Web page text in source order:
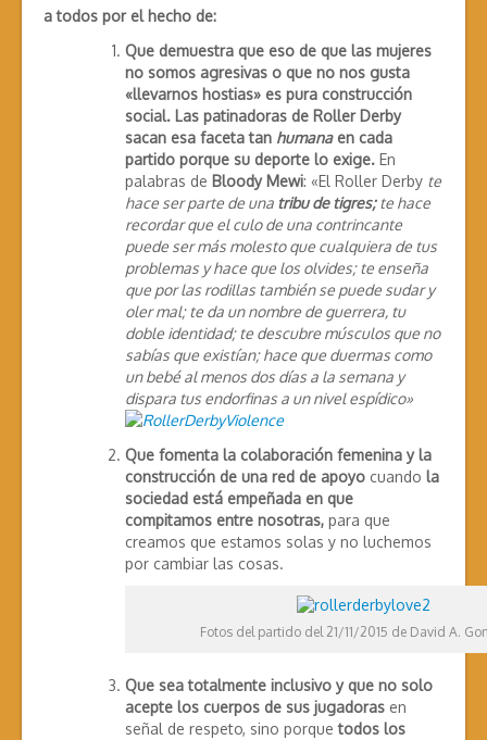
a todos por el hecho de:
Que demuestra que eso de que las mujeres
no somos agresivas o que no nos gusta
«llevarnos hostias» es pura construcción
social. Las patinadoras de Roller Derby
sacan esa faceta tan humanaen cada
partido porque su deporte lo exige. En
palabras de Bloody Mewi: «El Roller Derby te
hace ser parte de una tribu de tigres;te hace
recordar que el culo de una contrincante
puede ser más molesto que cualquiera de tus
problemas y hace que los olvides; te enseña
que por las rodillas también se puede sudar y
oler mal; te da un nombre de guerrera, tu
doble identidad; te descubre músculos que no
sabías que existían; hace que duermas como
un bebé al menos dos días a la semana y
dispara tus endorfinas a un nivel espídico»
Que fomenta la colaboración femenina y la
construcción de una red de apoyo cuando la
sociedad está empeñada en que
compitamos entre nosotras, para que
creamos que estamos solas y no luchemos
por cambiar las cosas.
Fotos del partido del 21/11/2015 de David A.
Que sea totalmente inclusivo y que no solo
acepte los cuerpos de sus jugadoras en
señal de respeto, sino porque todos los